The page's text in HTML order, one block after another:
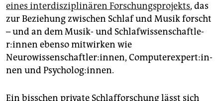
eines interdisziplinären Forschungsprojekts, das
zur Beziehung zwischen Schlaf und Musik forscht
– und an dem Musik- und Schlaf­wis­sen­schaft­le­
r:in­nen ebenso mitwirken wie
Neurowissenschaftler:innen, Com­pu­ter­ex­per­t:in­
nen und Psycholog:innen.
Ein bisschen private Schlafforschung lässt sich